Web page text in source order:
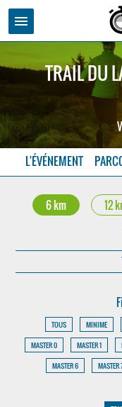
menu
TRAIL DU
L'ÉVÉNEMENT
6 km 12
TOUS MINIME
MASTER 0
MASTER 1
MASTER 6
MASTER